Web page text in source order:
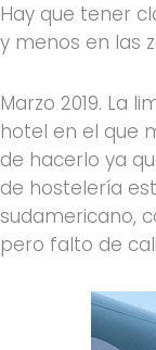
Hay que tener
y menos en las
Marzo 2019. La
hotel en el que
de hacerlo ya
de hostelería
sudamericano,
pero falto de